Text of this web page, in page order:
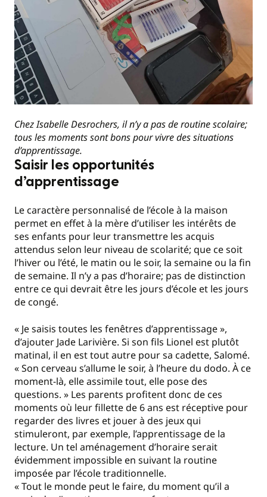
Chez Isabelle Desrochers, il n’y a pas de routine scolaire;
tous les moments sont bons pour vivre des situations
d’apprentissage.
Saisir les opportunités
d’apprentissage
Le caractère personnalisé de l’école à la maison
permet en effet à la mère d’utiliser les intérêts de
ses enfants pour leur transmettre les acquis
attendus selon leur niveau de scolarité; que ce soit
l’hiver ou l’été, le matin ou le soir, la semaine ou la fin
de semaine. Il n’y a pas d’horaire; pas de distinction
entre ce qui devrait être les jours d’école et les jours
de congé.
« Je saisis toutes les fenêtres d’apprentissage »,
d’ajouter Jade Larivière. Si son fils Lionel est plutôt
matinal, il en est tout autre pour sa cadette, Salomé.
« Son cerveau s’allume le soir, à l’heure du dodo. À ce
moment-là, elle assimile tout, elle pose des
questions. » Les parents profitent donc de ces
moments où leur fillette de 6 ans est réceptive pour
regarder des livres et jouer à des jeux qui
stimuleront, par exemple, l’apprentissage de la
lecture. Un tel aménagement d’horaire serait
évidemment impossible en suivant la routine
imposée par l’école traditionnelle.
« Tout le monde peut le faire, du moment qu’il a